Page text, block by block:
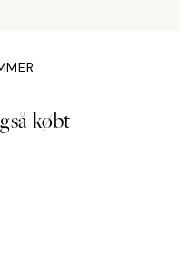
købt